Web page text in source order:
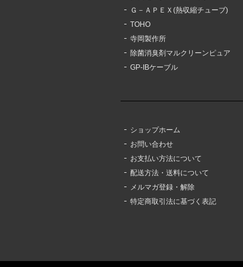
Ｇ－ＡＰＥＸ(熱収縮チューブ)
TOHO
寺岡製作所
除菌消臭剤マルクリーンピュア
GP-IBケーブル
ショップホーム
お問い合わせ
お支払い方法について
配送方法・送料について
メルマガ登録・解除
特定商取引法に基づく表記